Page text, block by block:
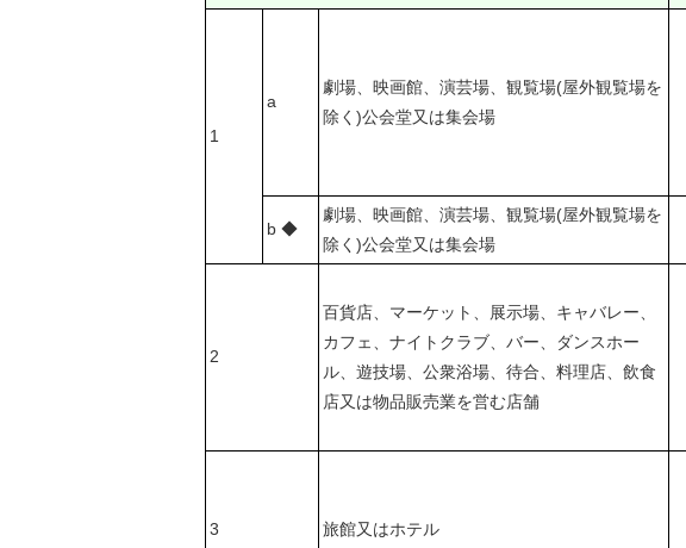
1
a
劇場、映画館、演芸場、観覧場(屋外観覧場を
除く)公会堂又は集会場
b ◆
劇場、映画館、演芸場、観覧場(屋外観覧場を
除く)公会堂又は集会場
2
百貨店、マーケット、展示場、キャバレー、
カフェ、ナイトクラブ、バー、ダンスホー
ル、遊技場、公衆浴場、待合、料理店、飲食
店又は物品販売業を営む店舗
3 旅館又はホテル